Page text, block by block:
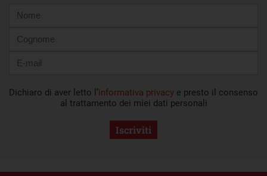
mail
Dichiaro di aver letto l’informativa privacy e presto il consenso
al trattamento dei miei dati personali
Iscriviti